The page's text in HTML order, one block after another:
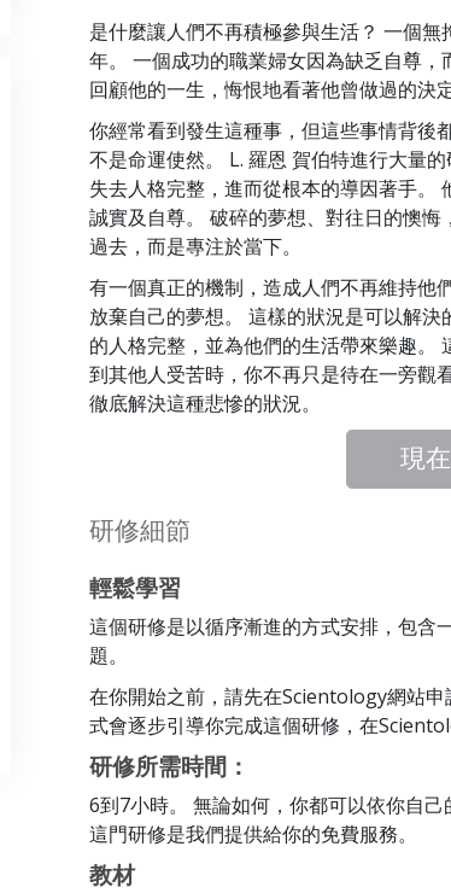
是什麼讓人們不再積極參與生活？ 一個
年。 一個成功的職業婦女因為缺乏自尊
回顧他的一生，悔恨地看著他曾做過的決定
你經常看到發生這種事，但這些事情背後
不是命運使然。 L. 羅恩 賀伯特進行大量
失去人格完整，進而從根本的導因著手。
誠實及自尊。 破碎的夢想、對往日的懊
過去，而是專注於當下。
有一個真正的機制，造成人們不再維持他
放棄自己的夢想。 這樣的狀況是可以解
的人格完整，並為他們的生活帶來樂趣。
到其他人受苦時，你不再只是待在一旁觀
徹底解決這種悲慘的狀況。
現
研修細節
輕鬆學習
這個研修是以循序漸進的方式安排，包含
題。
在你開始之前，請先在Scientology網站
式會逐步引導你完成這個研修，在
研修所需時間：
6到7小時。 無論如何，你都可以依你自己
這門研修是我們提供給你的免費服務。
教材